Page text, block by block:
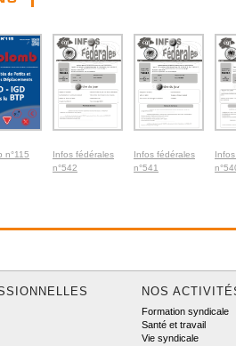
n°115
Infos fédérales
n°542
Infos fédérales
n°541
NOS
Formation syndicale
Santé et travail
Vie syndicale